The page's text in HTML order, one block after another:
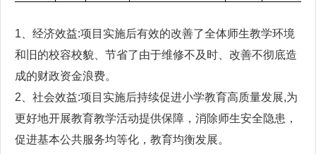
1、经济效益:项目实施后有效的改善了全体师生教学环境
和旧的校容校貌、节省了由于维修不及时、改善不彻底造
成的财政资金浪费。
2、社会效益:项目实施后持续促进小学教育高质量发展,为
更好地开展教育教学活动提供保障，消除师生安全隐患，
促进基本公共服务均等化，教育均衡发展。